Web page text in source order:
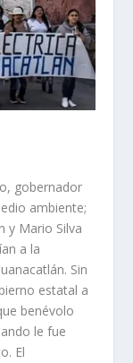
gobernador
ambiente;
y Mario Silva
a la
Sin
estatal a
benévolo
le fue
El